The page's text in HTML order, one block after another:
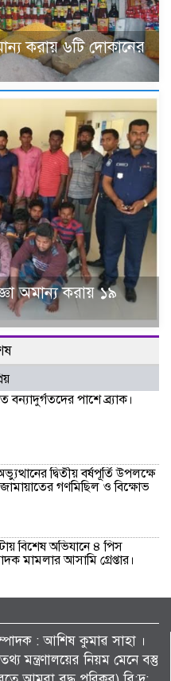
করায় ৬টি দোকানের
অমান্য করায় ১৯
বন্যাদুর্গতদের পাশে ব্র্যাক।
দ্বিতীয় বর্ষপূর্তি উপলক্ষে
গণমিছিল ও বিক্ষোভ
বিশেষ অভিযানে ৪ পিস
মামলার আসামি গ্রেপ্তার।
বিশাল গণমিছিল, ‘জুলাই
দাবি।
: আশিষ কুমাৱ সাহা ।
মন্ত্রণালয়ের নিয়ম মেনে বস্তু